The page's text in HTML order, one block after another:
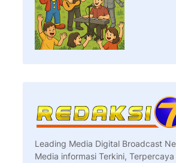
Leading Media Digital Broadcast
Media informasi Terkini, Terpercaya